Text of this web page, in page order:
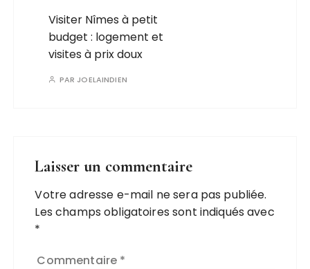
Visiter Nîmes à petit
budget : logement et
visites à prix doux
PAR JOELAINDIEN
Laisser un commentaire
Votre adresse e-mail ne sera pas publiée.
Les champs obligatoires sont indiqués avec
*
Commentaire *